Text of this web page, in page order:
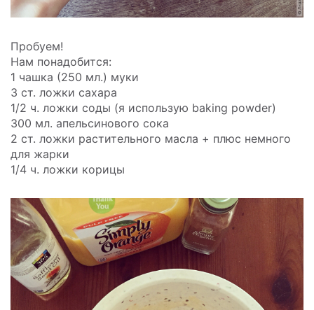
Пробуем!
Нам понадобится:
1 чашка (250 мл.) муки
3 ст. ложки сахара
1/2 ч. ложки соды (я использую baking powder)
300 мл. апельсинового сока
2 ст. ложки растительного масла + плюс немного
для жарки
1/4 ч. ложки корицы